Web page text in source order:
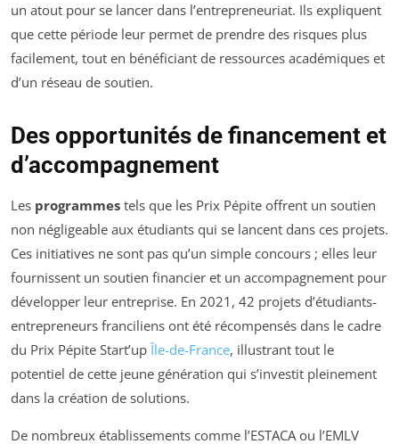
un atout pour se lancer dans l’entrepreneuriat. Ils expliquent
que cette période leur permet de prendre des risques plus
facilement, tout en bénéficiant de ressources académiques et
d’un réseau de soutien.
Des opportunités de financement et
d’accompagnement
Les programmes tels que les Prix Pépite offrent un soutien
non négligeable aux étudiants qui se lancent dans ces projets.
Ces initiatives ne sont pas qu’un simple concours ; elles leur
fournissent un soutien financier et un accompagnement pour
développer leur entreprise. En 2021, 42 projets d’étudiants-
entrepreneurs franciliens ont été récompensés dans le cadre
du Prix Pépite Start’up Île-de-France, illustrant tout le
potentiel de cette jeune génération qui s’investit pleinement
dans la création de solutions.
De nombreux établissements comme l’ESTACA ou l’EMLV